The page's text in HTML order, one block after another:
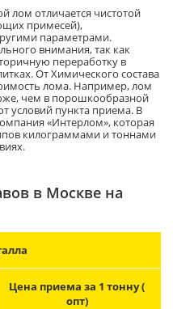
лом отличается чистотой
примесей),
параметрами.
внимания, так как
переработку в
От Химического состава
лома. Например, лом
чем в порошкообразной
условий пункта приема. В
«Интерлом», которая
килограммами и тоннами
в Москве на
Цена приема за 1 тонну (
опт)